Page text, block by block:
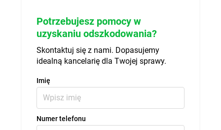
Potrzebujesz pomocy w
uzyskaniu odszkodowania?
Skontaktuj się z nami. Dopasujemy
idealną kancelarię dla Twojej sprawy.
Imię
Numer telefonu